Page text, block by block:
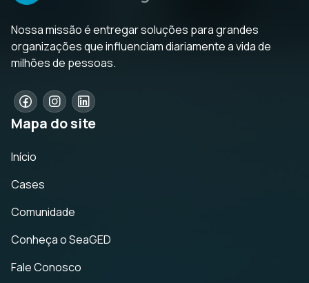
Nossa missão é entregar soluções para grandes
organizações que influenciam diariamente a vida de
milhões de pessoas.
Mapa do site
Início
Cases
Comunidade
Conheça o SeaGED
Fale Conosco